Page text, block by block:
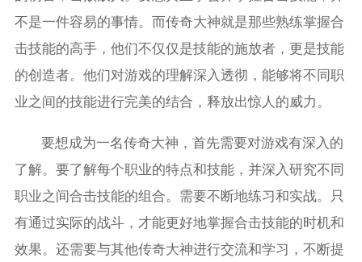
不是一件容易的事情。而传奇大神就是那些熟练掌握合
击技能的高手，他们不仅仅是技能的施放者，更是技能
的创造者。他们对游戏的理解深入透彻，能够将不同职
业之间的技能进行完美的结合，释放出惊人的威力。
要想成为一名传奇大神，首先需要对游戏有深入的
了解。要了解每个职业的特点和技能，并深入研究不同
职业之间合击技能的组合。需要不断地练习和实战。只
有通过实际的战斗，才能更好地掌握合击技能的时机和
效果。还需要与其他传奇大神进行交流和学习，不断提